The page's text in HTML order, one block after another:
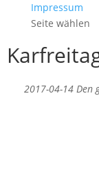
Impressum
Seite wählen
2017-04-14 Den